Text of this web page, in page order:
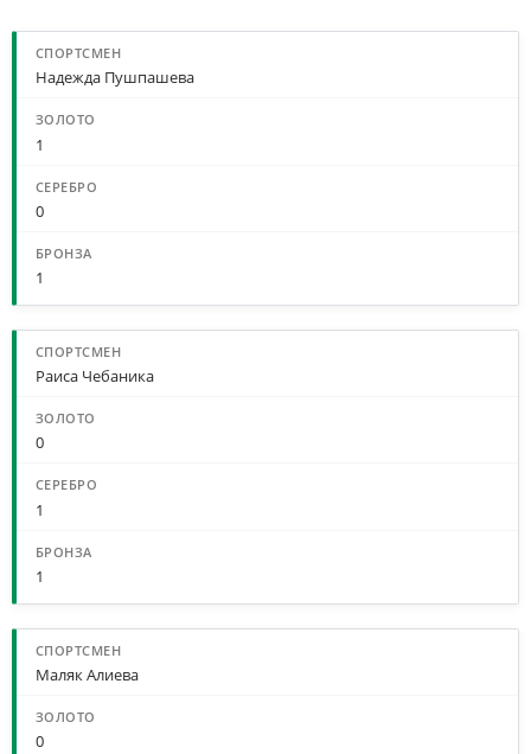
Надежда Пушпашева
1
0
1
Раиса Чебаника
0
1
1
Маляк Алиева
0